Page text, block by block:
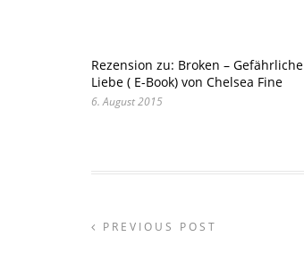
Rezension zu: Broken – Gefährliche
Liebe ( E-Book) von Chelsea Fine
6. August 2015
PREVIOUS POST